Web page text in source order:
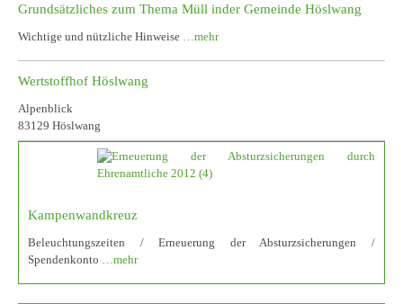
Grundsätzliches zum Thema Müll inder Gemeinde Höslwang
Wichtige und nützliche Hinweise …mehr
Wertstoffhof Höslwang
Alpenblick
83129 Höslwang
Kampenwandkreuz
Beleuchtungszeiten / Erneuerung der Absturzsicherungen /
Spendenkonto …mehr